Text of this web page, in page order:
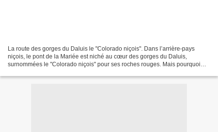
La route des gorges du Daluis le "Colorado niçois". Dans l’arrière-pays
niçois, le pont de la Mariée est niché au cœur des gorges du Daluis,
surnommées le "Colorado niçois" pour ses roches rouges. Mais pourquoi